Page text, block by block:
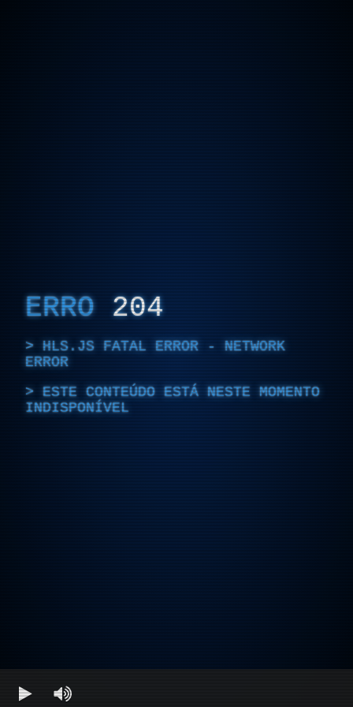
ERRO 204
HLS.JS FATAL ERROR - NETWORK
ERROR
ESTE CONTEÚDO ESTÁ NESTE MOMENTO
INDISPONÍVEL